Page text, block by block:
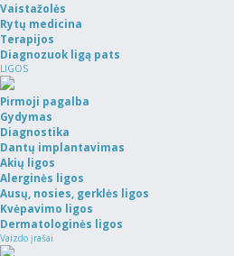
Vaistažolės
Rytų medicina
Terapijos
Diagnozuok ligą pats
LIGOS
Pirmoji pagalba
Gydymas
Diagnostika
Dantų implantavimas
Akių ligos
Alerginės ligos
Ausų, nosies, gerklės ligos
Kvėpavimo ligos
Dermatologinės ligos
Vaizdo įrašai